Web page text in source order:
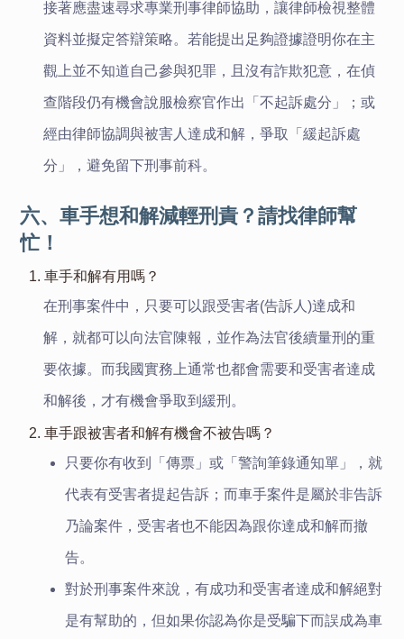
接著應盡速尋求專業刑事律師協助，讓律師檢視整體
資料並擬定答辯策略。若能提出足夠證據證明你在主
觀上並不知道自己參與犯罪，且沒有詐欺犯意，在偵
查階段仍有機會說服檢察官作出「不起訴處分」；或
經由律師協調與被害人達成和解，爭取「緩起訴處
分」，避免留下刑事前科。
六、車手想和解減輕刑責？請找律師幫
忙！
1. 車手和解有用嗎？
在刑事案件中，只要可以跟受害者(告訴人)達成和
解，就都可以向法官陳報，並作為法官後續量刑的重
要依據。而我國實務上通常也都會需要和受害者達成
和解後，才有機會爭取到緩刑。
2. 車手跟被害者和解有機會不被告嗎？
只要你有收到「傳票」或「警詢筆錄通知單」，就
代表有受害者提起告訴；而車手案件是屬於非告訴
乃論案件，受害者也不能因為跟你達成和解而撤
告。
對於刑事案件來說，有成功和受害者達成和解絕對
是有幫助的，但如果你認為你是受騙下而誤成為車